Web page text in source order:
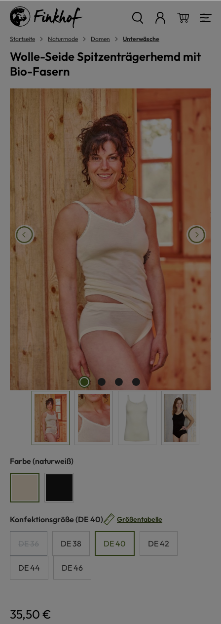
springen
Startseite Naturmode Damen Unterwäsche
Wolle-Seide Spitzenträgerhemd mit
Bio-Fasern
Bildergalerie überspringen
Farbe auswählen
(naturweiß)
Konfektionsgröße auswählen
(DE 40) Größentabelle
DE 36
(Diese Option ist zurzeit nicht verfügbar.)
DE 38 DE 40 DE 42
DE 44 DE 46
35,50 €